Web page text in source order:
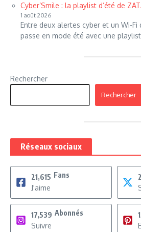
Cyber’Smile : la playlist d’été de
1 août 2026
Entre deux alertes cyber et un Wi-Fi
passe en mode été avec une
Rechercher
Rechercher
Réseaux sociaux
21,615 Fans
J'aime
17,539 Abonnés
Suivre